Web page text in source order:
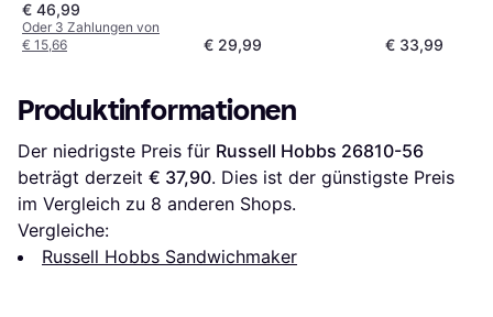
€ 46,99
Oder 3 Zahlungen von
€ 15,66
€ 29,99 € 33,99
Produktinformationen
Der niedrigste Preis für Russell Hobbs 26810-56
beträgt derzeit € 37,90. Dies ist der günstigste Preis
im Vergleich zu 8 anderen Shops.
Vergleiche:
Russell Hobbs Sandwichmaker